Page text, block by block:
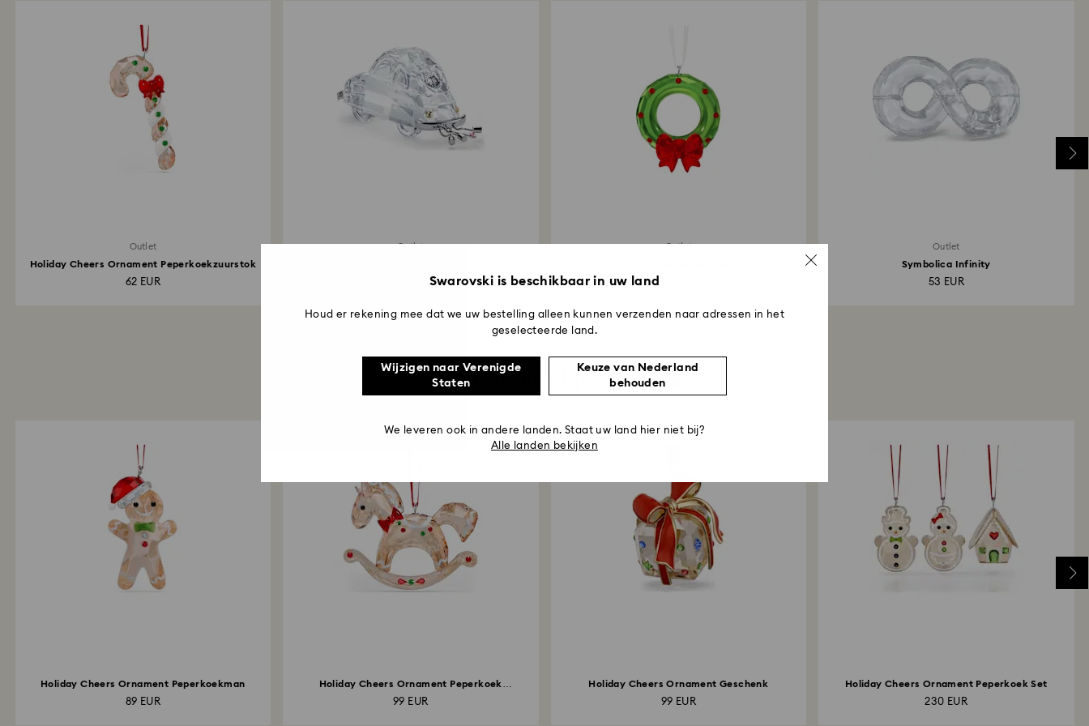
Outlet
Holiday Cheers Ornament Peperkoekzuurstok
62 EUR
Outlet Outlet Outlet
Symbolica Infinity
53 EUR
Misschien vind je dit leuk
Holiday Cheers Ornament Peperkoekman
89 EUR
Holiday Cheers Ornament Peperkoek
Schommelpaard
99 EUR
Holiday Cheers Ornament Geschenk
99 EUR
Holiday Cheers Ornament Peperkoek Set
230 EUR
Swarovski is beschikbaar in uw land
Houd er rekening mee dat we uw bestelling alleen kunnen verzenden naar adressen in het
geselecteerde land.
Wijzigen naar Verenigde
Staten
Keuze van Nederland
behouden
We leveren ook in andere landen. Staat uw land hier niet bij?
Alle landen bekijken